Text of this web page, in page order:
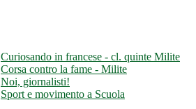
Curiosando in francese - cl. quinte Milite
Corsa contro la fame - Milite
Noi, giornalisti!
Sport e movimento a Scuola